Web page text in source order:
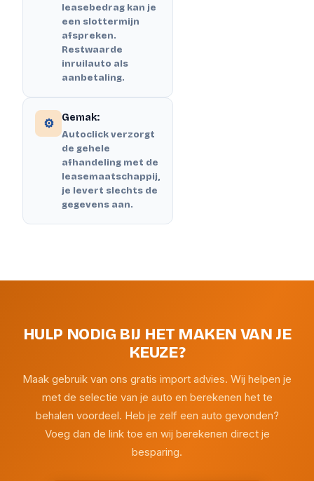
leasebedrag kan je
een slottermijn
afspreken.
Restwaarde
inruilauto als
aanbetaling.
⚙️ Gemak:
Autoclick verzorgt
de gehele
afhandeling met de
leasemaatschappij,
je levert slechts de
gegevens aan.
HULP NODIG BIJ HET MAKEN VAN JE
KEUZE?
Maak gebruik van ons gratis import advies. Wij helpen je
met de selectie van je auto en berekenen het te
behalen voordeel. Heb je zelf een auto gevonden?
Voeg dan de link toe en wij berekenen direct je
besparing.